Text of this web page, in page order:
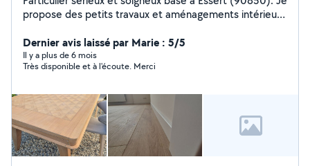
propose des petits travaux et aménagements intérieurs
et dressings fixations murales (TV, étagères, tringles,
miroirs) pose de sol stratifié et vinyle petites
rénovations et finitions intérieures aménagement
outillage adapté.
Dernier avis laissé par Marie : 5/5
Il y a plus de 6 mois
Très disponible et à l'écoute. Merci